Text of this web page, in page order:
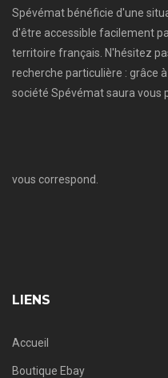
Spévémat bénéficie d'une
d'être accessible facilement
territoire français. N'hésitez
recherche particulière : grâce
société Spévémat saura vous
vous correspond.
LIENS
Accueil
Boutique Ebay